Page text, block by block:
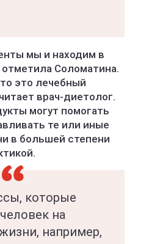
мы и находим в
отметила Соломатина.
это лечебный
врач-диетолог.
могут помогать
те или иные
в большей степени
которые
на
например,